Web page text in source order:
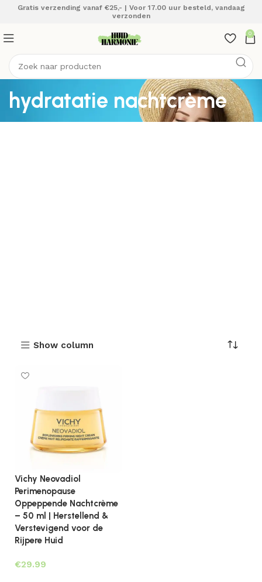
Gratis verzending vanaf €25,- | Voor 17.00 uur besteld, vandaag
verzonden
0
hydratatie nachtcrème
Show column
Vichy Neovadiol
Perimenopause
Oppeppende Nachtcrème
– 50 ml | Herstellend &
Verstevigend voor de
Rijpere Huid
€